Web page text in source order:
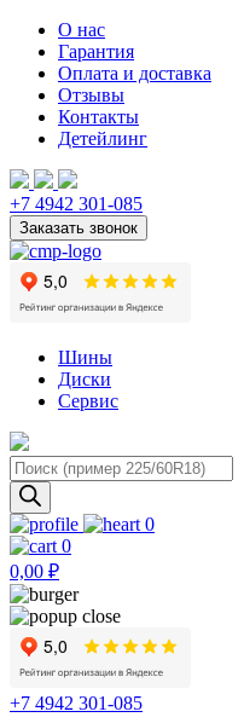
О нас
Гарантия
Оплата и доставка
Отзывы
Контакты
Детейлинг
+7 4942 301-085
Шины
Диски
Сервис
Поиск
товаров
0
0
0,00 ₽
+7 4942 301-085